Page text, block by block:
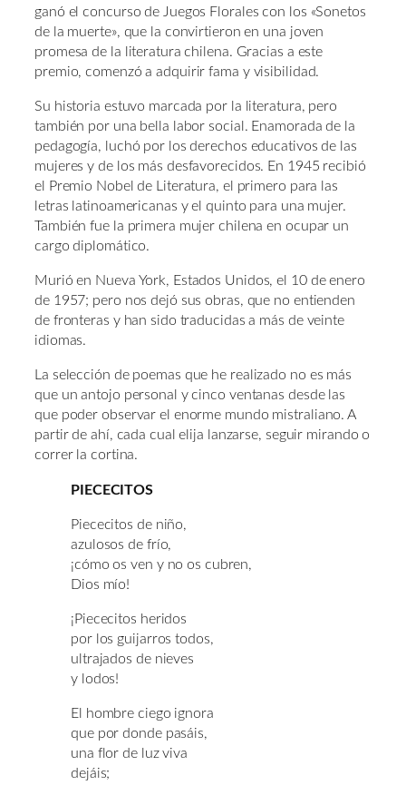
ganó el concurso de Juegos Florales con los «Sonetos
de la muerte», que la convirtieron en una joven
promesa de la literatura chilena. Gracias a este
premio, comenzó a adquirir fama y visibilidad.
Su historia estuvo marcada por la literatura, pero
también por una bella labor social. Enamorada de la
pedagogía, luchó por los derechos educativos de las
mujeres y de los más desfavorecidos. En 1945 recibió
el Premio Nobel de Literatura, el primero para las
letras latinoamericanas y el quinto para una mujer.
También fue la primera mujer chilena en ocupar un
cargo diplomático.
Murió en Nueva York, Estados Unidos, el 10 de enero
de 1957; pero nos dejó sus obras, que no entienden
de fronteras y han sido traducidas a más de veinte
idiomas.
La selección de poemas que he realizado no es más
que un antojo personal y cinco ventanas desde las
que poder observar el enorme mundo mistraliano. A
partir de ahí, cada cual elija lanzarse, seguir mirando o
correr la cortina.
PIECECITOS
Piececitos de niño,
azulosos de frío,
¡cómo os ven y no os cubren,
Dios mío!
¡Piececitos heridos
por los guijarros todos,
ultrajados de nieves
y lodos!
El hombre ciego ignora
que por donde pasáis,
una flor de luz viva
dejáis;